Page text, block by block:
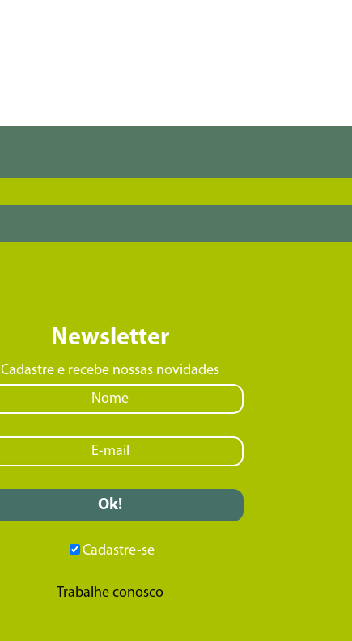
Newsletter
Cadastre e recebe nossas novidades
Cadastre-se
Trabalhe conosco